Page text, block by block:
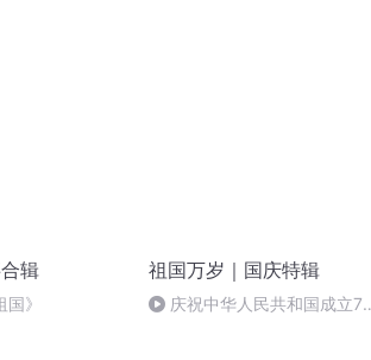
辑
国》
祖国万岁｜国庆特辑
庆祝中华人民共和国成立73